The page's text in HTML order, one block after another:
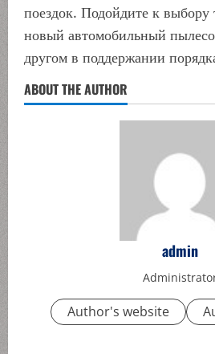
поездок. Подойдите к
новый автомобильный
другом в поддержании
ABOUT THE AUTHOR
admin
Author's website